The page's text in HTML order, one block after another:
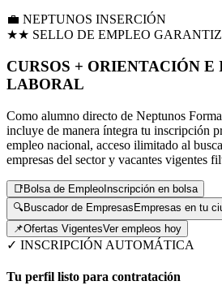
💼 NEPTUNOS INSERCIÓN
★★ SELLO DE EMPLEO
CURSOS + ORIENTACIÓN E
LABORAL
Como alumno directo de Neptunos
incluye de manera íntegra tu inscripción
empleo nacional, acceso ilimitado al
empresas del sector y vacantes vigentes
📑Bolsa de EmpleoInscripción en bolsa
🔍Buscador de EmpresasEmpresas en tu
📌Ofertas VigentesVer empleos hoy
✓ INSCRIPCIÓN AUTOMÁTICA
Tu perfil listo para contratación